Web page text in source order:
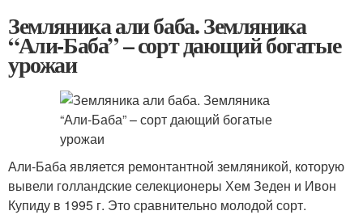
Земляника али баба. Земляника
“Али-Баба” – сорт дающий богатые
урожаи
Али-Баба является ремонтантной земляникой, которую
вывели голландские селекционеры Хем Зеден и Ивон
Купиду в 1995 г. Это сравнительно молодой сорт.